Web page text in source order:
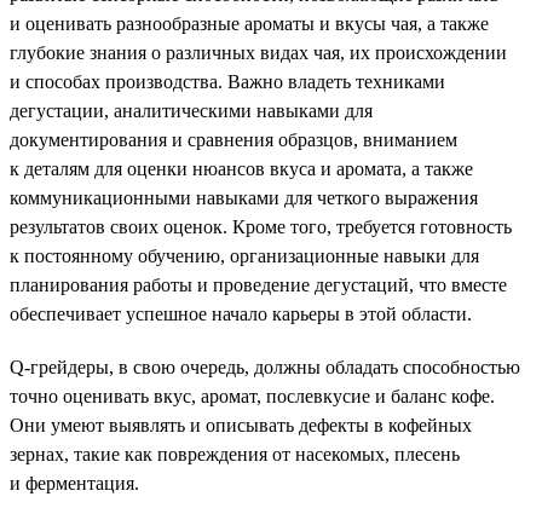
и оценивать разнообразные ароматы и вкусы чая, а также
глубокие знания о различных видах чая, их происхождении
и способах производства. Важно владеть техниками
дегустации, аналитическими навыками для
документирования и сравнения образцов, вниманием
к деталям для оценки нюансов вкуса и аромата, а также
коммуникационными навыками для четкого выражения
результатов своих оценок. Кроме того, требуется готовность
к постоянному обучению, организационные навыки для
планирования работы и проведение дегустаций, что вместе
обеспечивает успешное начало карьеры в этой области.
Q-грейдеры, в свою очередь, должны обладать способностью
точно оценивать вкус, аромат, послевкусие и баланс кофе.
Они умеют выявлять и описывать дефекты в кофейных
зернах, такие как повреждения от насекомых, плесень
и ферментация.